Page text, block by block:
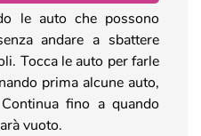
le auto che possono
andare a sbattere
Tocca le auto per farle
prima alcune auto,
fino a quando
vuoto.